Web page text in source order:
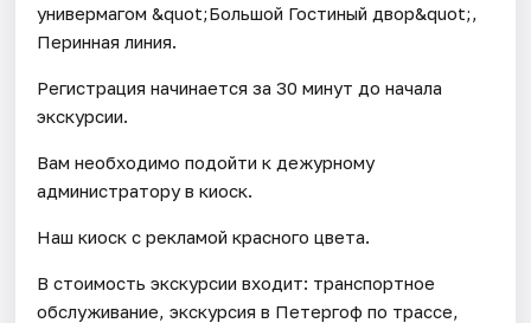
универмагом &quot;Большой Гостиный двор&quot;,
Перинная линия.
Регистрация начинается за 30 минут до начала
экскурсии.
Вам необходимо подойти к дежурному
администратору в киоск.
Наш киоск с рекламой красного цвета.
В стоимость экскурсии входит: транспортное
обслуживание, экскурсия в Петергоф по трассе,